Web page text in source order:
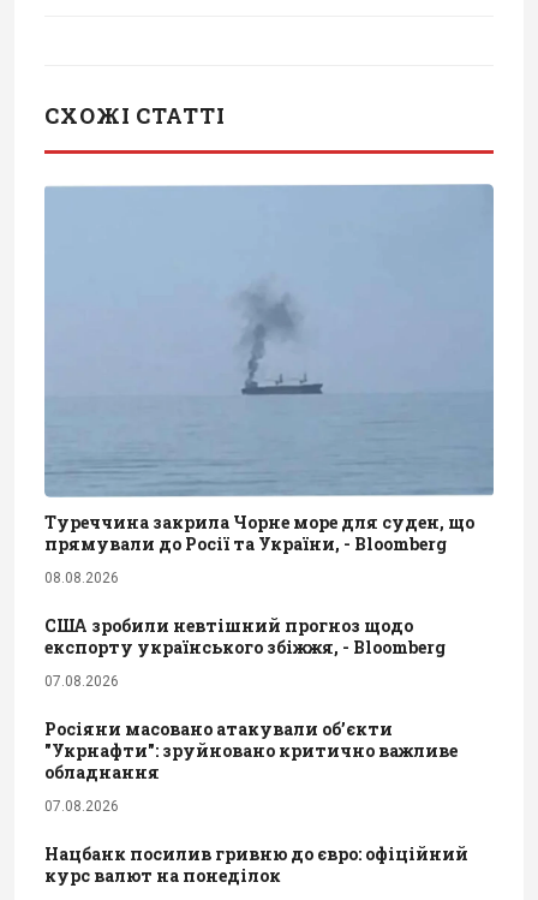
СХОЖІ СТАТТІ
Туреччина закрила Чорне море для суден, що
прямували до Росії та України, - Bloomberg
08.08.2026
США зробили невтішний прогноз щодо
експорту українського збіжжя, - Bloomberg
07.08.2026
Росіяни масовано атакували обʼєкти
"Укрнафти": зруйновано критично важливе
обладнання
07.08.2026
Нацбанк посилив гривню до євро: офіційний
курс валют на понеділок